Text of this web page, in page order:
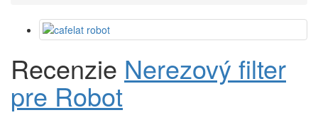
Recenzie Nerezový filter
pre Robot